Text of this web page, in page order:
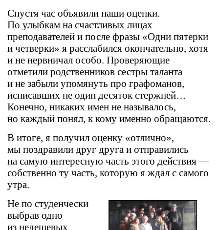
Спустя час объявили наши оценки.
По улыбкам на счастливых лицах
преподавателей и после фразы «Одни пятерки
и четверки» я расслабился окончательно, хотя
и не нервничал особо. Проверяющие
отметили родственников сестры таланта
и не забыли упомянуть про графоманов,
исписавших не один десяток стержней…
Конечно, никаких имен не называлось,
но каждый понял, к кому именно обращаются.
В итоге, я получил оценку «отлично»,
мы поздравили друг друга и отправились
на самую интересную часть этого действия —
собственно ту часть, которую я ждал с самого
утра.
Не по студенчески
выбрав одно
из недешевых